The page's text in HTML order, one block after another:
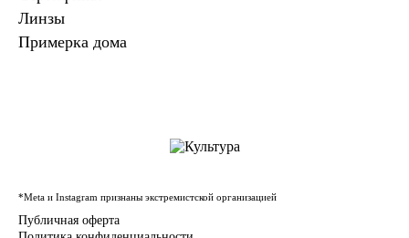
Линзы
Примерка дома
*Meta и Instagram признаны экстремистской организацией
Публичная оферта